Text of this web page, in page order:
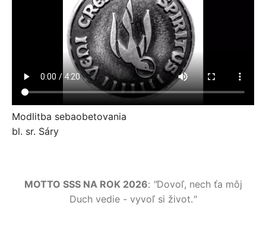
Modlitba sebaobetovania
bl. sr. Sáry
MOTTO SSS NA ROK 2026: "Dovoľ, nech ťa môj
Duch vedie - vyvoľ si život."